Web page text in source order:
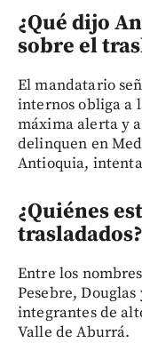
¿Qué dijo
sobre el
El mandatario
internos obliga a
máxima alerta y
delinquen en
Antioquia,
¿Quiénes
trasladados?
Entre los
Pesebre,
integrantes de
Valle de Aburrá.